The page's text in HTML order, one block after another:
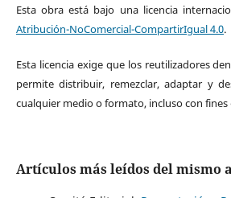
Esta obra está bajo una licencia
Atribución-NoComercial-CompartirIgual 4.0.
Esta licencia exige que los reutilizadores
permite distribuir, remezclar, adaptar y
cualquier medio o formato, incluso con fines
Artículos más leídos del mismo